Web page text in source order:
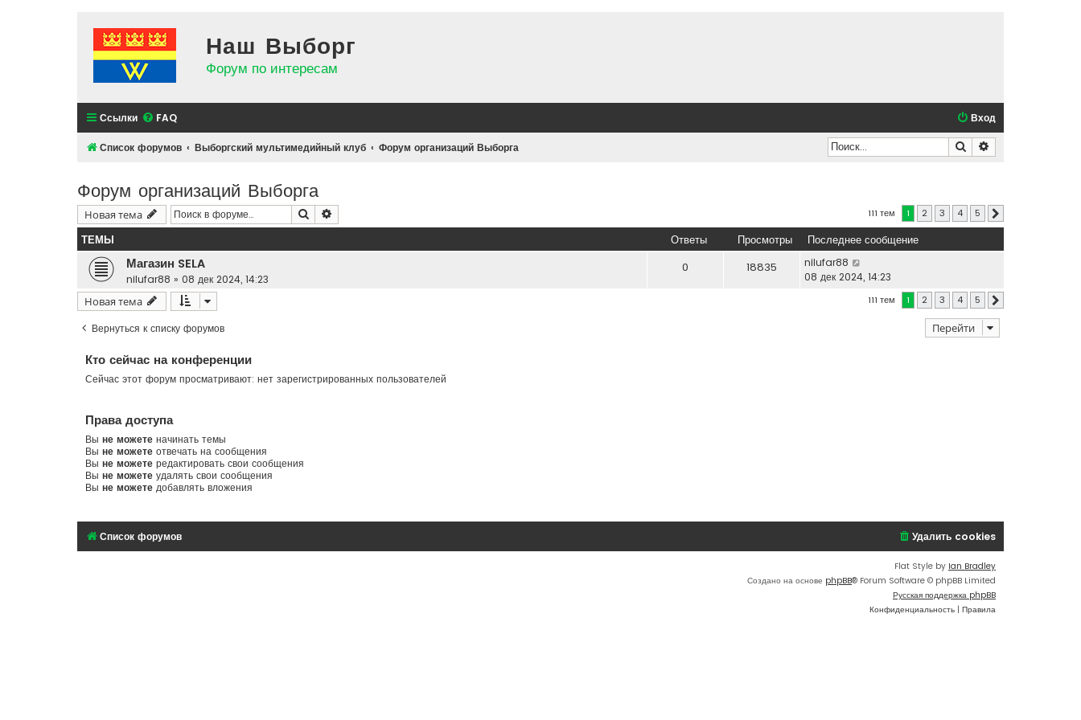
Наш Выборг
Форум по интересам
Ссылки FAQ Вход
Список форумов Выборгский мультимедийный клуб Форум организаций Выборга Поиск
Форум организаций Выборга
Новая тема Поиск 111 тем 1 2 3 4 5
ТЕМЫ Ответы Просмотры Последнее сообщение
Магазин SELA
nilufar88 » 08 дек 2024, 14:23
0 18835
nilufar88
08 дек 2024, 14:23
Новая тема 111 тем 1 2 3 4 5
Вернуться к списку форумов Перейти
Кто сейчас на конференции
Сейчас этот форум просматривают: нет зарегистрированных пользователей
Права доступа
Вы не можете начинать темы
Вы не можете отвечать на сообщения
Вы не можете редактировать свои сообщения
Вы не можете удалять свои сообщения
Вы не можете добавлять вложения
Список форумов Удалить cookies
Flat Style by Ian Bradley
Создано на основе phpBB® Forum Software © phpBB Limited
Русская поддержка phpBB
Конфиденциальность | Правила